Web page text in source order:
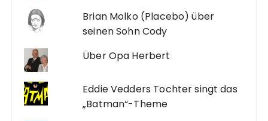
Brian Molko (Placebo) über
seinen Sohn Cody
Über Opa Herbert
Eddie Vedders Tochter singt das
„Batman“-Theme